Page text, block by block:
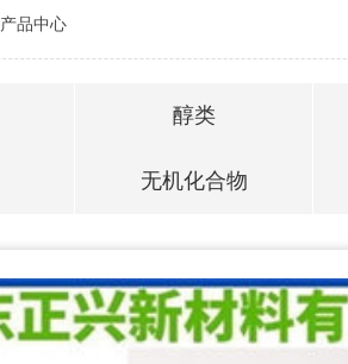
产品中心
醇类
无机化合物